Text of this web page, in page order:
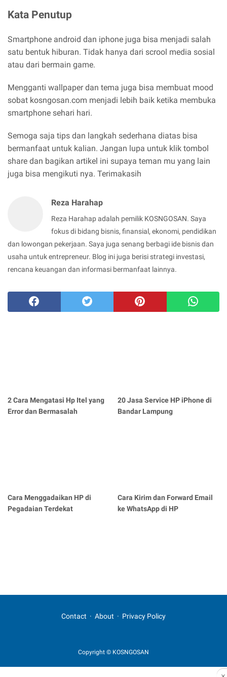
Kata Penutup
Smartphone android dan iphone juga bisa menjadi salah
satu bentuk hiburan. Tidak hanya dari scrool media sosial
atau dari bermain game.
Mengganti wallpaper dan tema juga bisa membuat mood
sobat kosngosan.com menjadi lebih baik ketika membuka
smartphone sehari hari.
Semoga saja tips dan langkah sederhana diatas bisa
bermanfaat untuk kalian. Jangan lupa untuk klik tombol
share dan bagikan artikel ini supaya teman mu yang lain
juga bisa mengikuti nya. Terimakasih
Reza Harahap
Reza Harahap adalah pemilik KOSNGOSAN. Saya
fokus di bidang bisnis, finansial, ekonomi, pendidikan
dan lowongan pekerjaan. Saya juga senang berbagi ide bisnis dan
usaha untuk entrepreneur. Blog ini juga berisi strategi investasi,
rencana keuangan dan informasi bermanfaat lainnya.
2 Cara Mengatasi Hp Itel yang
Error dan Bermasalah
20 Jasa Service HP iPhone di
Bandar Lampung
Cara Menggadaikan HP di
Pegadaian Terdekat
Cara Kirim dan Forward Email
ke WhatsApp di HP
Contact About Privacy Policy
Copyright © KOSNGOSAN